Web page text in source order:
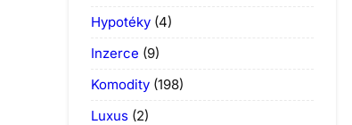
Hypotéky (4)
Inzerce (9)
Komodity (198)
Luxus (2)